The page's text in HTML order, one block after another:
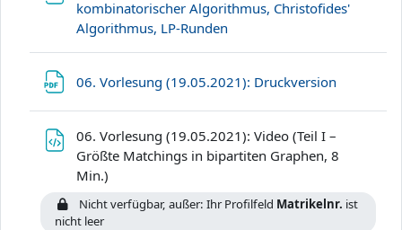
kombinatorischer Algorithmus, Christofides'
Algorithmus, LP-Runden
06. Vorlesung (19.05.2021): Druckversion
06. Vorlesung (19.05.2021): Video (Teil I –
Größte Matchings in bipartiten Graphen, 8
Min.)
Nicht verfügbar, außer: Ihr Profilfeld Matrikelnr. ist
nicht leer